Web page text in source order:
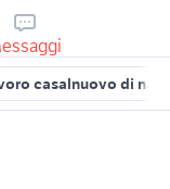
casalnuovo di